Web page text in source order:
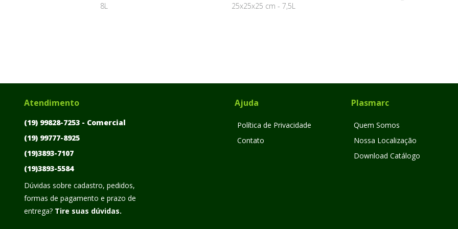
8L
25x25x25 cm - 7,5L
Atendimento
(19) 99828-7253 - Comercial
(19) 99777-8925
(19)3893-7107
(19)3893-5584
Dúvidas sobre cadastro, pedidos,
formas de pagamento e prazo de
entrega? Tire suas dúvidas.
Ajuda
Política de Privacidade
Contato
Plasmarc
Quem Somos
Nossa Localização
Download Catálogo